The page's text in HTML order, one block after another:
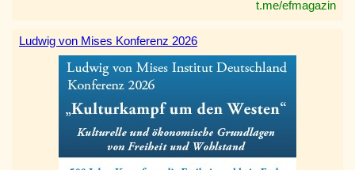
t.me/efmagazin
Ludwig von Mises Konferenz 2026